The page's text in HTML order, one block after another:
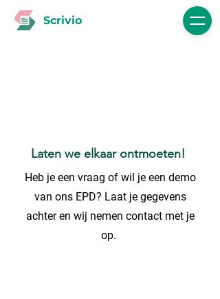
Scrivio
Laten we elkaar ontmoeten!
Heb je een vraag of wil je een demo
van ons EPD? Laat je gegevens
achter en wij nemen contact met je
op.